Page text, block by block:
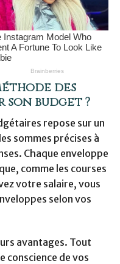
des
son budget ?
repose sur un
sommes précises à
Chaque enveloppe
comme les courses
votre salaire, vous
selon vos
avantages. Tout
conscience de vos